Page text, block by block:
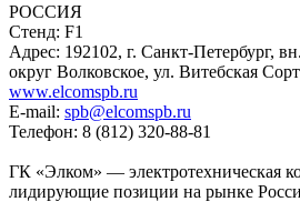
РОССИЯ
Стенд: F1
Адрес: 192102, г. Санкт-Петербург,
округ Волковское, ул. Витебская
www.elcomspb.ru
E-mail: spb@elcomspb.ru
Телефон: 8 (812) 320-88-81
ГК «Элком» — электротехническая
лидирующие позиции на рынке